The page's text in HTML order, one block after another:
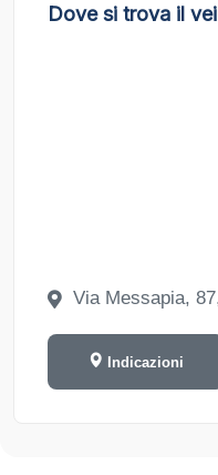
Dove si trova il
Via Messapia,
Indicazioni